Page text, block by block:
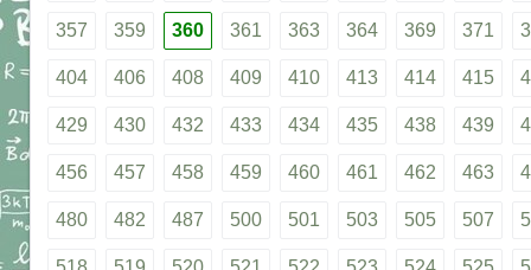
357 359 360 361 363 364 369 371
404 406 408 409 410 413 414 415
429 430 432 433 434 435 438 439
456 457 458 459 460 461 462 463
480 482 487 500 501 503 505 507